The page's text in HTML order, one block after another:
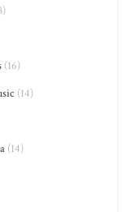
(16)
(14)
(14)